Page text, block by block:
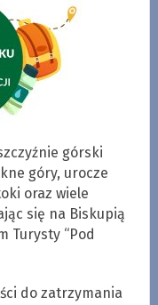
górski
góry, urocze
oraz wiele
się na Biskupią
Turysty “Pod
do zatrzymania